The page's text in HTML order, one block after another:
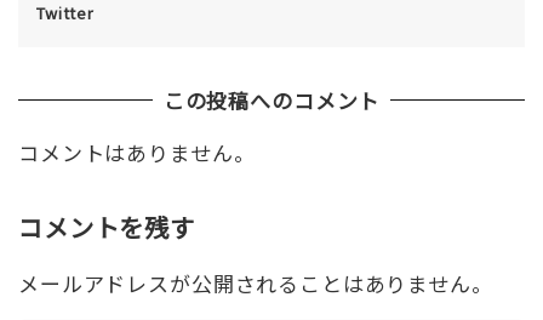
Twitter
この投稿へのコメント
コメントはありません。
コメントを残す
メールアドレスが公開されることはありません。